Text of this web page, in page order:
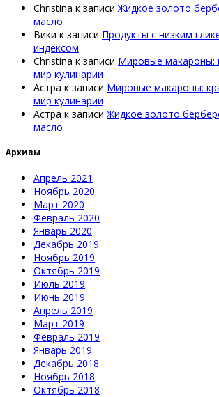
Christina к записи Жидкое золото
масло
Вики к записи Продукты с низким
индексом
Christina к записи Мировые макароны:
мир кулинарии
Астра к записи Мировые макароны:
мир кулинарии
Астра к записи Жидкое золото
масло
Архивы
Апрель 2021
Ноябрь 2020
Март 2020
Февраль 2020
Январь 2020
Декабрь 2019
Ноябрь 2019
Октябрь 2019
Июль 2019
Июнь 2019
Апрель 2019
Март 2019
Февраль 2019
Январь 2019
Декабрь 2018
Ноябрь 2018
Октябрь 2018